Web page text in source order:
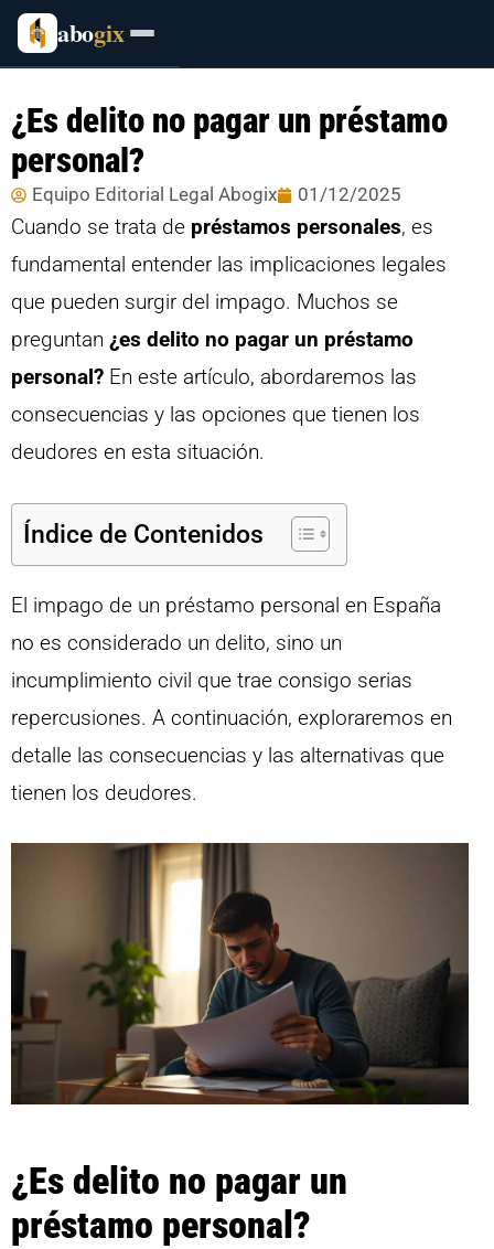
abogix
¿Es delito no pagar un préstamo
personal?
Equipo Editorial Legal Abogix 01/12/2025
Cuando se trata de préstamos personales, es
fundamental entender las implicaciones legales
que pueden surgir del impago. Muchos se
preguntan ¿es delito no pagar un préstamo
personal? En este artículo, abordaremos las
consecuencias y las opciones que tienen los
deudores en esta situación.
Índice de Contenidos
El impago de un préstamo personal en España
no es considerado un delito, sino un
incumplimiento civil que trae consigo serias
repercusiones. A continuación, exploraremos en
detalle las consecuencias y las alternativas que
tienen los deudores.
¿Es delito no pagar un
préstamo personal?